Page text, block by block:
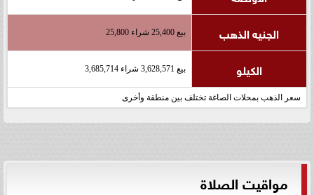
الجنيه الذهب بيع 25,400 شراء 25,800
الكيلو بيع 3,628,571 شراء 3,685,714
سعر الذهب بمحلات الصاغة تختلف بين منطقة وأخرى
مواقيت الصلاة